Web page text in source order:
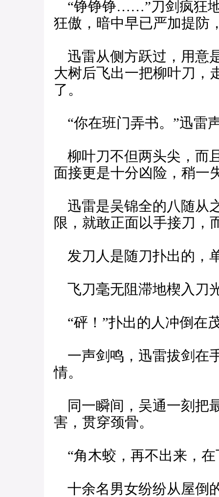
“铮铮铮……”刀剑疯狂
狂傲，暗中早已严加提防
迅雷从侧方跃过，用意
大树后飞出一把柳叶刀，
了。
“你在班门弄书。”迅雷
柳叶刀不但两头尖，而
面接更是十分凶险，稍一
迅雷是吴锦全的八随从
限，就敢正面以手接刀，
发刀人是随刀扑出的，
飞刀毫无阻滞地楔入刀
“砰！”扑出的人冲倒在
一声剑鸣，迅雷拔剑在
情。
同一瞬间，吴通一刻把
害，贯穿颈骨。
“角木蛟，再不出来，在
十余名男女纷纷从屋倒